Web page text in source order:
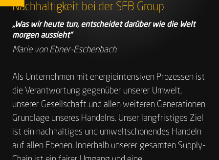
Nachhaltigkeit bei der SFB Group
„Was wir heute tun, entscheidet darüber wie die Welt
morgen aussieht“
Marie von Ebner-Eschenbach
Als Unternehmen mit energieintensiven Prozessen ist
die Verantwortung gegenüber unserer Umwelt,
unserer Gesellschaft und allen weiteren Generationen
Grundlage unseres Handelns. Unser langfristiges Ziel
ist ein nachhaltiges und umweltschonendes Handeln
auf allen Ebenen. Innerhalb unserer gesamten Supply-